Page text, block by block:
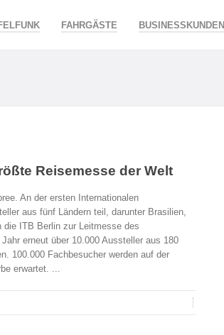
FAHRGÄSTE BUSINESSKUNDEN
Reisemesse der Welt
An der ersten Internationalen
aus fünf Ländern teil, darunter Brasilien,
ITB Berlin zur Leitmesse des
erneut über 10.000 Aussteller aus 180
100.000 Fachbesucher werden auf der
erwartet. ...